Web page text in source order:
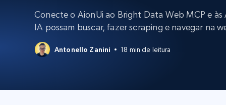
Proxies de datacenter
Proxies confiáveis e de alta
para extração eficiente de dados
Conecte o AionUi ao Bright Data Web MCP e às
IA possam buscar, fazer scraping e navegar na
Antonello Zanini 18 min de leitura